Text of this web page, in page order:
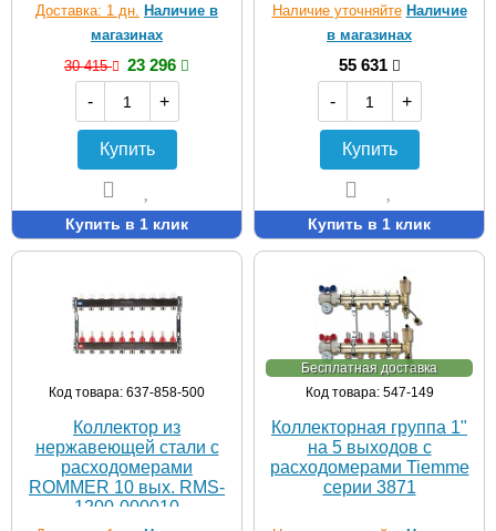
Доставка: 1 дн. Наличие в
магазинах
30 415
23 296
-
+
Купить
Купить в 1 клик
Наличие уточняйте Наличие
в магазинах
55 631
-
+
Купить
Купить в 1 клик
Код товара: 637-858-500
Коллектор из
нержавеющей стали с
расходомерами
ROMMER 10 вых. RMS-
1200-000010
Бесплатная доставка
Код товара: 547-149
Коллекторная группа 1"
на 5 выходов с
расходомерами Tiemme
серии 3871